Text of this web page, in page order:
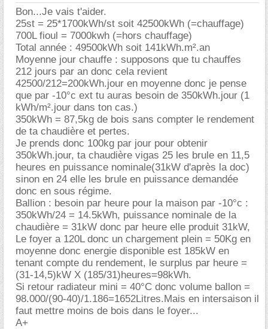
Bon...Je vais t'aider.
25st = 25*1700kWh/st soit 42500kWh (=chauffage)
700L fioul = 7000kwh (=hors chauffage)
Total année : 49500kWh soit 141kWh.m².an
Moyenne jour chauffe : supposons que tu chauffes
212 jours par an donc cela revient
42500/212=200kWh.jour en moyenne donc je pense
que par -10°c ext tu auras besoin de 350kWh.jour (1
kWh/m².jour dans ton cas.)
350kWh = 87,5kg de bois sans compter le rendement
de ta chaudière et pertes.
Je prends donc 100kg par jour pour obtenir
350kWh.jour, ta chaudière vigas 25 les brule en 11,5
heures en puissance nominale(31kW d'après la doc)
sinon en 24 elle les brule en puissance demandée
donc en sous régime.
Ballion : besoin par heure pour la maison par -10°c :
350kWh/24 = 14.5kWh, puissance nominale de la
chaudière = 31kW donc par heure elle produit 31kW,
Le foyer a 120L donc un chargement plein = 50Kg en
moyenne donc energie disponible est 185kW en
tenant compte du rendement, le surplus par heure =
(31-14,5)kW X (185/31)heures=98kWh.
Si retour radiateur mini = 40°C donc volume ballon =
98.000/(90-40)/1.186=1652Litres.Mais en intersaison il
faut mettre moins de bois dans le foyer...
A+